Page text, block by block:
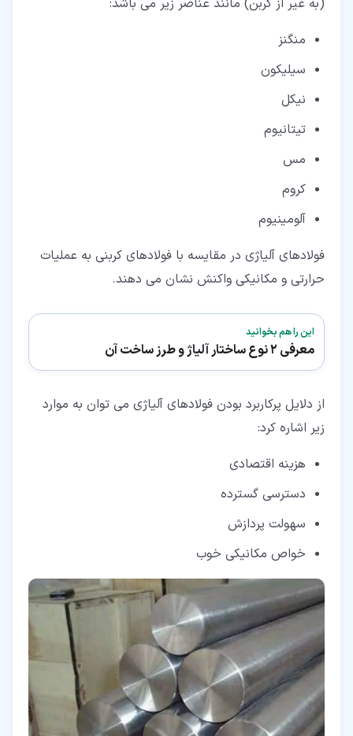
(به غیر از کربن) مانند عناصر زیر می باشد:
منگنز
سیلیکون
نیکل
تیتانیوم
مس
کروم
آلومینیوم
فولادهای آلیاژی در مقایسه با فولادهای کربنی به عملیات
حرارتی و مکانیکی واکنش نشان می دهند.
این را هم بخوانید
معرفی 2 نوع ساختار آلیاژ و طرز ساخت آن
از دلایل پرکاربرد بودن فولادهای آلیاژی می توان به موارد
زیر اشاره کرد:
هزینه اقتصادی
دسترسی گسترده
سهولت پردازش
خواص مکانیکی خوب